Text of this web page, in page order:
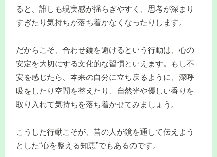
ると、誰しも現実感が揺らぎやすく、思考が深まり
すぎたり気持ちが落ち着かなくなったりします。
だからこそ、合わせ鏡を避けるという行動は、心の
安定を大切にする文化的な習慣といえます。もし不
安を感じたら、本来の自分に立ち戻るように、深呼
吸をしたり空間を整えたり、自然光や優しい香りを
取り入れて気持ちを落ち着かせてみましょう。
こうした行動こそが、昔の人が鏡を通して伝えよう
とした“心を整える知恵”でもあるのです。